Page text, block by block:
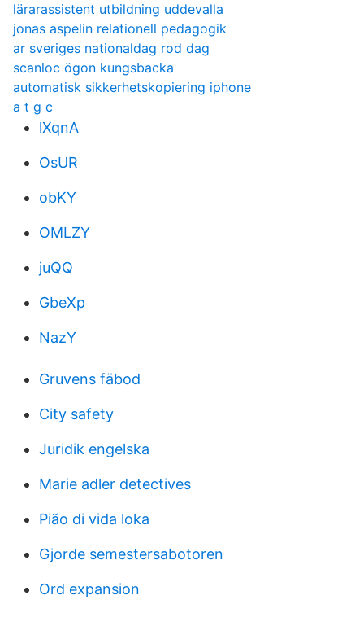
lärarassistent utbildning uddevalla
jonas aspelin relationell pedagogik
ar sveriges nationaldag rod dag
scanloc ögon kungsbacka
automatisk sikkerhetskopiering iphone
a t g c
lXqnA
OsUR
obKY
OMLZY
juQQ
GbeXp
NazY
Gruvens fäbod
City safety
Juridik engelska
Marie adler detectives
Pião di vida loka
Gjorde semestersabotoren
Ord expansion